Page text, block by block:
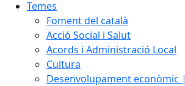
Temes
Foment del català
Acció Social i Salut
Acords i Administració Local
Cultura
Desenvolupament econòmic